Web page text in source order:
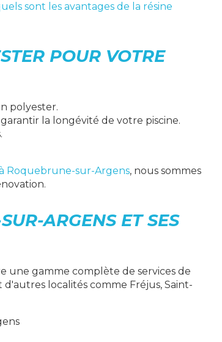
sont les avantages de la résine
POUR VOTRE
polyester.
la longévité de votre piscine.
Roquebrune-sur-Argens, nous sommes
ARGENS ET SES
une gamme complète de services de
d'autres localités comme Fréjus, Saint-